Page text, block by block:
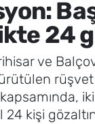
24
ve
24 kişi